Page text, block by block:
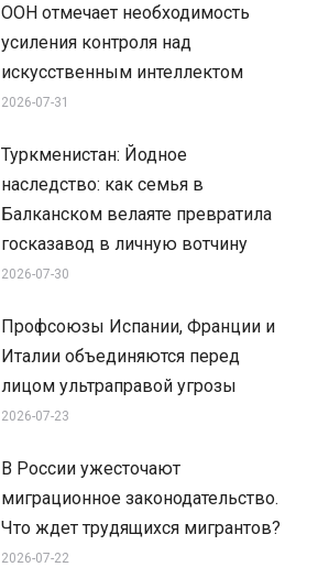
ООН отмечает необходимость
усиления контроля над
искусственным интеллектом
2026-07-31
Туркменистан: Йодное
наследство: как семья в
Балканском велаяте превратила
госказавод в личную вотчину
2026-07-30
Профсоюзы Испании, Франции и
Италии объединяются перед
лицом ультраправой угрозы
2026-07-23
В России ужесточают
миграционное законодательство.
Что ждет трудящихся мигрантов?
2026-07-22